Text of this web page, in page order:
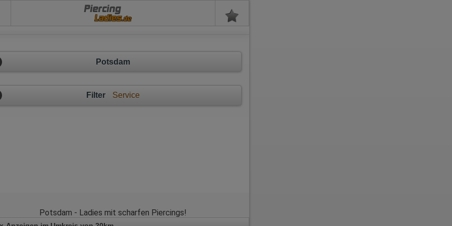
Piercing
Potsdam
Filter Service
Potsdam - Ladies mit scharfen Piercings!